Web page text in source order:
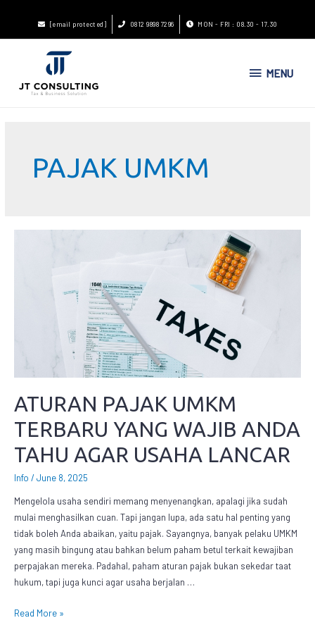
[email protected] 0812 9898 7296 MON - FRI : 08.30 - 17.30
MENU
PAJAK UMKM
ATURAN PAJAK UMKM
TERBARU YANG WAJIB ANDA
TAHU AGAR USAHA LANCAR
Info /June 8, 2025
Mengelola usaha sendiri memang menyenangkan, apalagi jika sudah
mulai menghasilkan cuan. Tapi jangan lupa, ada satu hal penting yang
tidak boleh Anda abaikan, yaitu pajak. Sayangnya, banyak pelaku UMKM
yang masih bingung atau bahkan belum paham betul terkait kewajiban
perpajakan mereka. Padahal, paham aturan pajak bukan sekedar taat
hukum, tapi juga kunci agar usaha berjalan …
Read More »